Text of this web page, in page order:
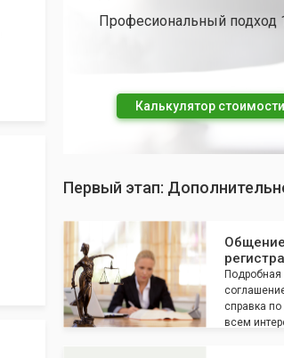
Професиональный подход
Калькулятор стоимости
Первый этап:
справка
всем